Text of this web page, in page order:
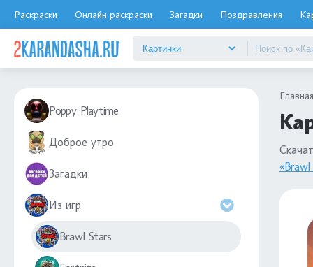
Раскраски Онлайн раскраски Загадки Поздравления
Poppy Playtime
Доброе утро
Загадки
Из игр
Brawl Stars
Главная
«Brawl